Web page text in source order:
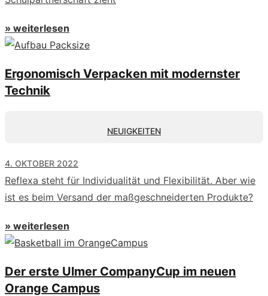
» weiterlesen
Ergonomisch Verpacken mit modernster
Technik
NEUIGKEITEN
4. OKTOBER 2022
Reflexa steht für Individualität und Flexibilität. Aber wie
ist es beim Versand der maßgeschneiderten Produkte?
» weiterlesen
Der erste Ulmer CompanyCup im neuen
Orange Campus